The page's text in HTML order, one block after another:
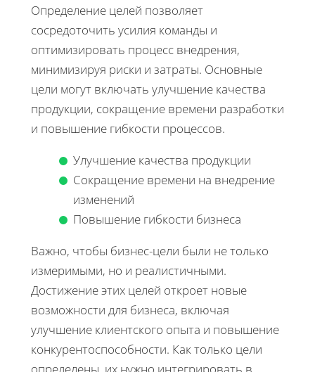
Определение целей позволяет
сосредоточить усилия команды и
оптимизировать процесс внедрения,
минимизируя риски и затраты. Основные
цели могут включать улучшение качества
продукции, сокращение времени разработки
и повышение гибкости процессов.
Улучшение качества продукции
Сокращение времени на внедрение
изменений
Повышение гибкости бизнеса
Важно, чтобы бизнес-цели были не только
измеримыми, но и реалистичными.
Достижение этих целей откроет новые
возможности для бизнеса, включая
улучшение клиентского опыта и повышение
конкурентоспособности. Как только цели